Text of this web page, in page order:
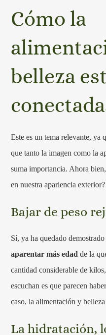
Cómo la
belleza
Este es un tema relevante, ya
que tanto la imagen como la
suma importancia. Ahora
en nuestra apariencia exterior?
Bajar de peso
Sí, ya ha quedado
aparentar más edad de la
cantidad considerable de
escuchan es que parecen
caso, la alimentación y
La hidratación,